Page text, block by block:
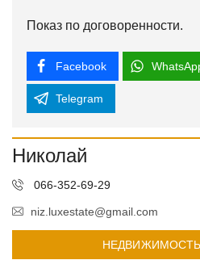
Показ по договоренности.
Facebook
Telegram
Николай
066-352-69-29
niz.luxestate@gmail.com